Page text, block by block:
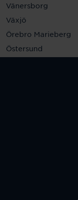
Vänersborg
Växjö
Örebro Marieberg
Östersund